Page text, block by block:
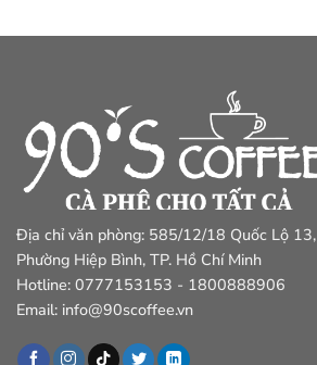
Địa chỉ văn phòng: 585/12/18 Quốc Lộ 13,
Phường Hiệp Bình, TP. Hồ Chí Minh
Hotline: 0777153153 - 1800888906
Email: info@90scoffee.vn